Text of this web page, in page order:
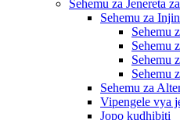
Sehemu za Jenereta
Sehemu za
Sehemu
Sehemu
Sehemu
Sehemu
Sehemu za
Vipengele vya
Jopo kudhibiti